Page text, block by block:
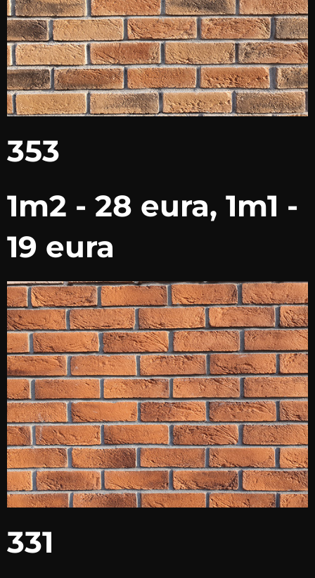
353
1m2 - 28 eura, 1m1 -
19 eura
331